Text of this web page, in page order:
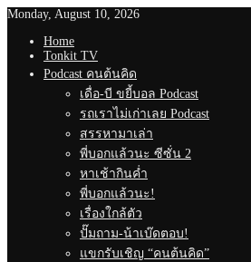
Monday, August 10, 2026
Home
Tonkit TV
Podcast คนต้นคิด
เดื่อ-บี ขยี้บอล Podcast
รถเราไม่เก่าเลย Podcast
สรรหามาเล่า
พี่บอกแล้วนะ ซีซั่น 2
หาเช้ากินค่ำ
พี่บอกแล้วนะ!
เรื่องใกล้ตัว
ปั๊มถาม-น้าเบ๊ดตอบ!
แขกรับเชิญ “คนต้นคิด”